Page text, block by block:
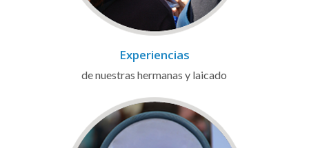
Experiencias
de nuestras hermanas y laicado